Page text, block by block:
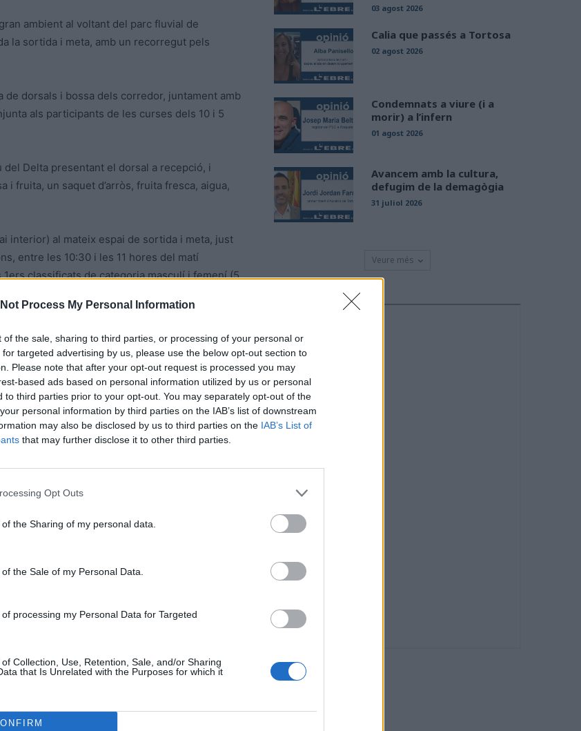
Not Process My Personal Information
of the sale, sharing to third parties, or processing of your personal or
targeted advertising by us, please use the below opt-out section to
Please note that after your opt-out request is processed you may
based ads based on personal information utilized by us or personal
to third parties prior to your opt-out. You may separately opt-out of the
personal information by third parties on the IAB’s list of downstream
may also be disclosed by us to third parties on the IAB’s List of
that may further disclose it to other third parties.
Opt Outs
the Sharing of my personal data.
the Sale of my Personal Data.
processing my Personal Data for Targeted
Collection, Use, Retention, Sale, and/or Sharing
that Is Unrelated with the Purposes for which it
ambient al voltant del parc fluvial de
la sortida i meta, amb un recorregut pels
de dorsals i bossa dels corredor, juntament amb
als participants de les curses dels 10 i 5
Delta presentant el dorsal a recepció, i
i fruita, un saquet d’arròs, fruita fresca, aigua,
interior) al mateix espai de sortida i meta, just
entre les 10:30 i les 11 hores del matí
classificats de categoria masculí i femení (5
Abella en la cursa dels 10 Kms i Hugo
calendari, Musa Sowe amb 301 punts, seguit
de Thais Bonet amb 232.
amb 311 punts, amb segon lloc de Jorge
Article següent
03 agost 2026
Calia que passés a Tortosa
02 agost 2026
Condemnats a viure (i a
morir) a l’infern
01 agost 2026
Avancem amb la cultura,
defugim de la demagògia
31 juliol 2026
Veure més